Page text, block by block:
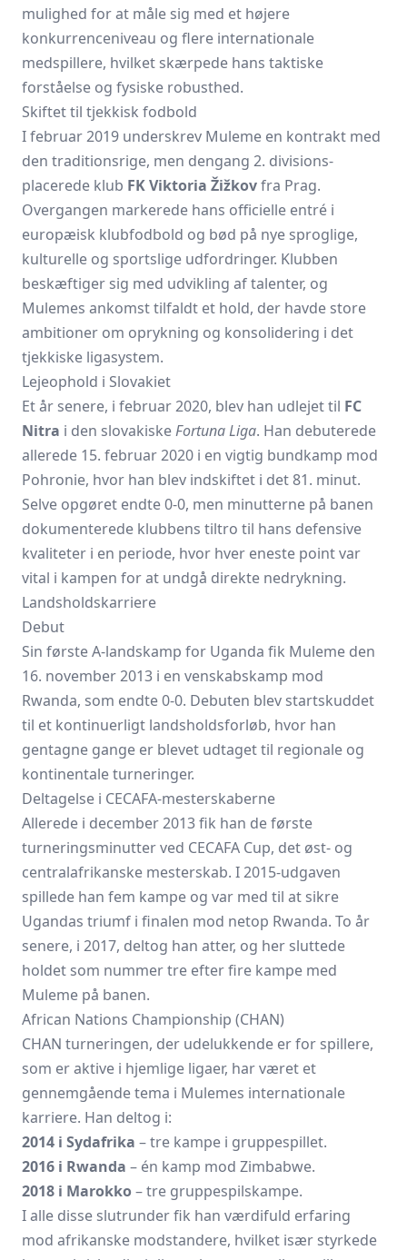
mulighed for at måle sig med et højere
konkurrence­niveau og flere internationale
medspillere, hvilket skærpede hans taktiske
forståelse og fysiske robusthed.
Skiftet til tjekkisk fodbold
I februar 2019 underskrev Muleme en kontrakt med
den traditionsrige, men dengang 2. divisions-
placerede klub FK Viktoria Žižkovfra Prag.
Overgangen markerede hans officielle entré i
europæisk klubfodbold og bød på nye sproglige,
kulturelle og sportslige udfordringer. Klubben
beskæftiger sig med udvikling af talenter, og
Mulemes ankomst tilfaldt et hold, der havde store
ambitioner om oprykning og konsolidering i det
tjekkiske ligasystem.
Lejeophold i Slovakiet
Et år senere, i februar 2020, blev han udlejet til FC
Nitra i den slovakiskeFortuna Liga. Han debuterede
allerede 15. februar 2020 i en vigtig bundkamp mod
Pohronie, hvor han blev indskiftet i det 81. minut.
Selve opgøret endte 0-0, men minutterne på banen
dokumenterede klubbens tiltro til hans defensive
kvaliteter i en periode, hvor hver eneste point var
vital i kampen for at undgå direkte nedrykning.
Landsholdskarriere
Debut
Sin første A-landskamp for Uganda fik Muleme den
16. november 2013 i en venskabskamp mod
Rwanda, som endte 0-0. Debuten blev startskuddet
til et kontinuerligt landsholdsforløb, hvor han
gentagne gange er blevet udtaget til regionale og
kontinentale turneringer.
Deltagelse i CECAFA-mesterskaberne
Allerede i december 2013 fik han de første
turneringsminutter ved CECAFA Cup, det øst- og
centralafrikanske mesterskab. I 2015-udgaven
spillede han fem kampe og var med til at sikre
Ugandas triumf i finalen mod netop Rwanda. To år
senere, i 2017, deltog han atter, og her sluttede
holdet som nummer tre efter fire kampe med
Muleme på banen.
African Nations Championship (CHAN)
CHAN turneringen, der udelukkende er for spillere,
som er aktive i hjemlige ligaer, har været et
gennemgående tema i Mulemes internationale
karriere. Han deltog i:
2014 i Sydafrika – tre kampe i gruppespillet.
2016 i Rwanda – én kamp mod Zimbabwe.
2018 i Marokko– tre gruppespilskampe.
I alle disse slutrunder fik han værdifuld erfaring
mod afrikanske modstandere, hvilket især styrkede